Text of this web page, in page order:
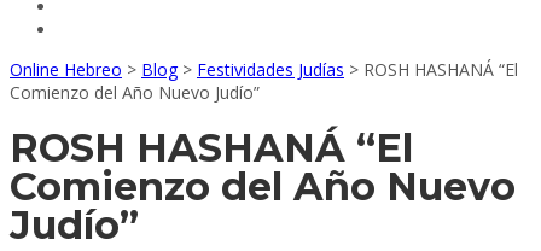
Online Hebreo > Blog> Festividades Judías > ROSH HASHANÁ “El
Comienzo del Año Nuevo Judío”
ROSH HASHANÁ “El
Comienzo del Año Nuevo
Judío”